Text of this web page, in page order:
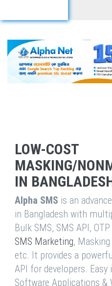
LOW-COST
MASKING/
IN
Alpha SMS is an
in Bangladesh with
Bulk SMS, SMS API,
SMS Marketing,
etc. It provides a
API for developers.
Software Applications &